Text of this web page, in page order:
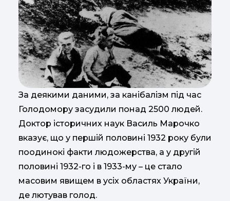
За деякими даними, за канібалізм під час
Голодомору засудили понад 2500 людей.
Доктор історичних наук Василь Марочко
вказує, що у першій половині 1932 року були
поодинокі факти людожерства, а у другій
половині 1932-го і в 1933-му – це стало
масовим явищем в усіх областях України,
де лютував голод.